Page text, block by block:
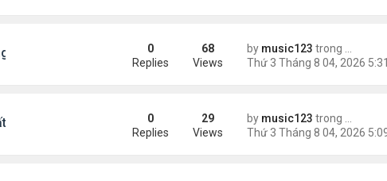
kín khách chờ by music123 trong
0
Replies
68
Views
Công an khuyến cáo by music123 trong
0
Replies
29
Views